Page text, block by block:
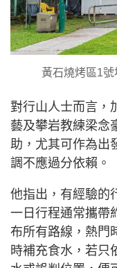
黃石燒烤區1號
對行山人士而言，
藝及攀岩教練梁念
助，尤其可作為出
調不應過分依賴。
他指出，有經驗的
一日行程通常攜帶
布所有路線，熱門
時補充食水，若只